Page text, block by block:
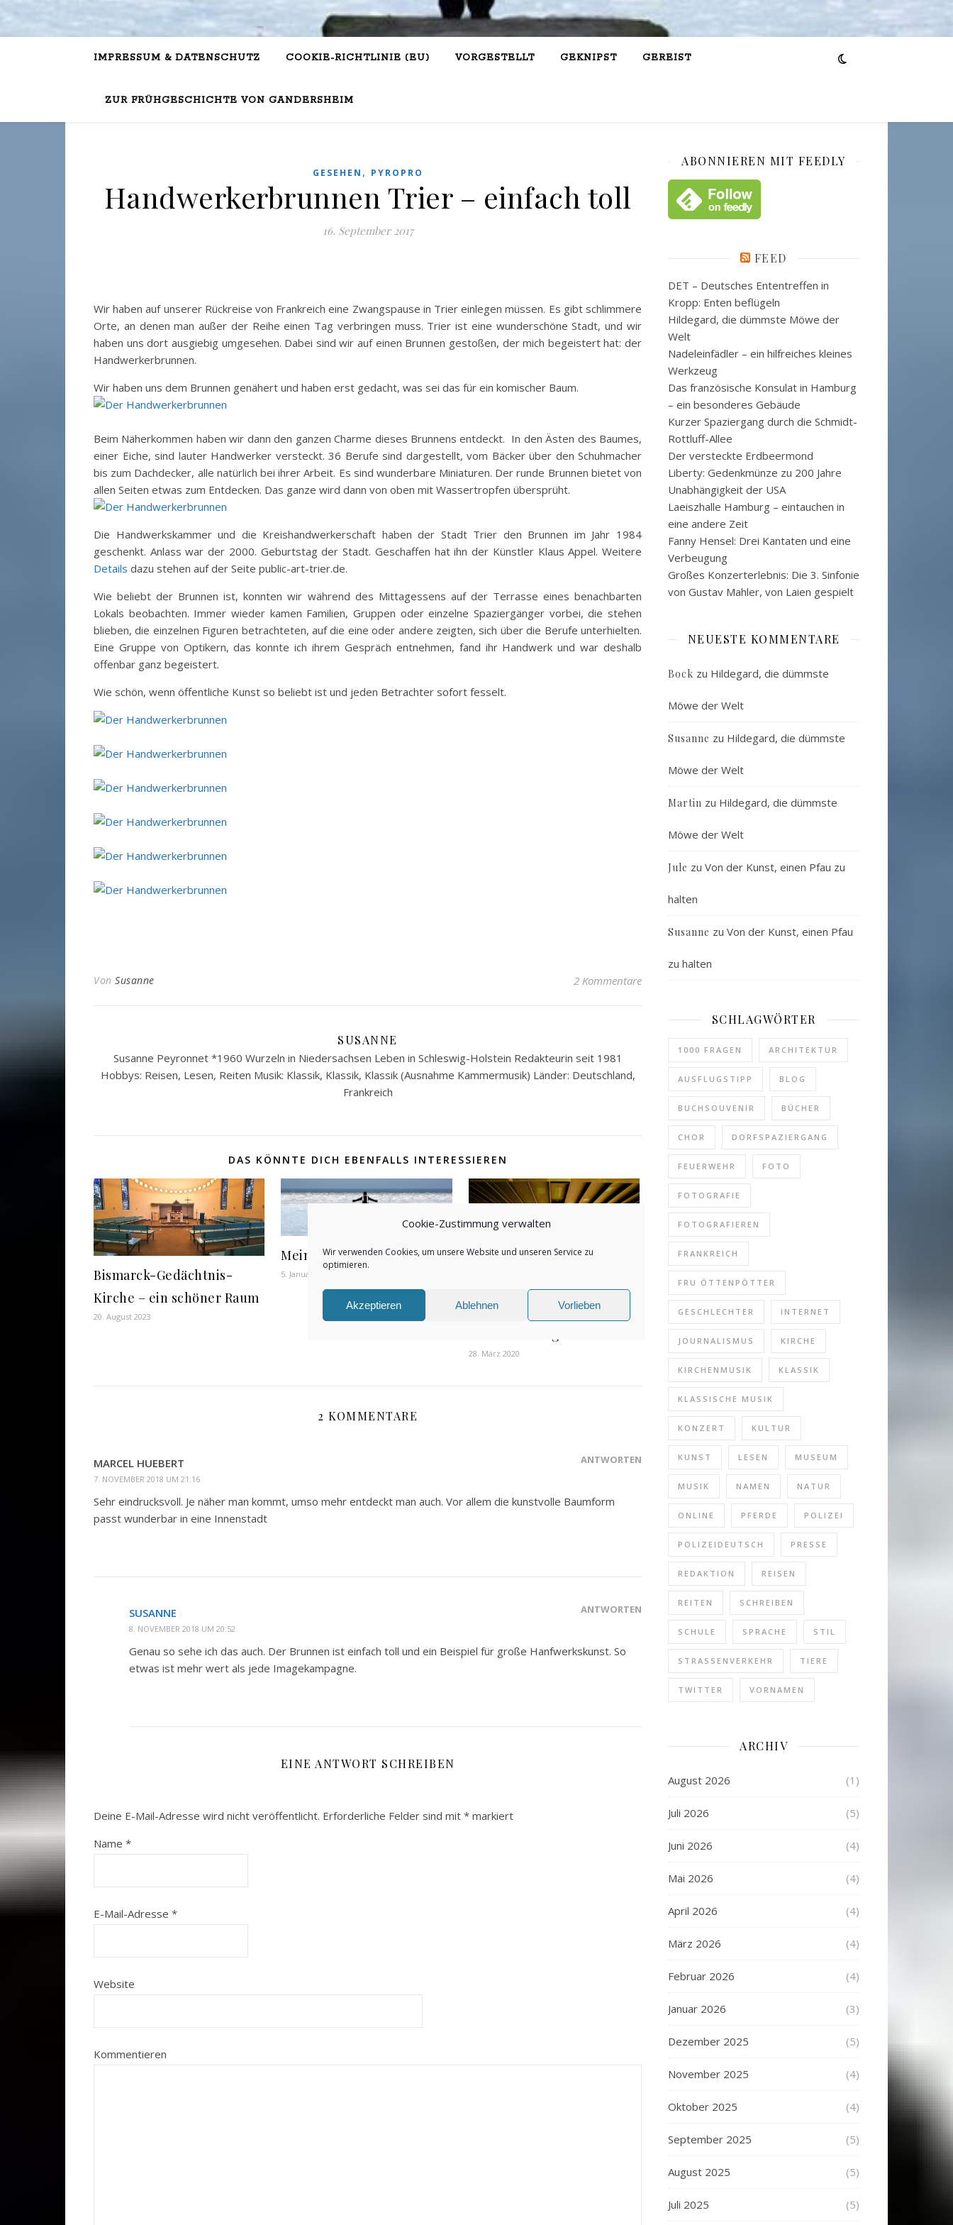
Cookie-Zustimmung verwalten
Wir verwenden Cookies, um unsere Website und unseren Service zu
optimieren.
Akzeptieren Ablehnen Vorlieben
IMPRESSUM & DATENSCHUTZ COOKIE-RICHTLINIE (EU) VORGESTELLT GEKNIPST GEREIST
ZUR FRÜHGESCHICHTE VON GANDERSHEIM
GESEHEN , PYROPRO
Handwerkerbrunnen Trier – einfach toll
16. September 2017
Wir haben auf unserer Rückreise von Frankreich eine Zwangspause in Trier einlegen müssen. Es gibt schlimmere
Orte, an denen man außer der Reihe einen Tag verbringen muss. Trier ist eine wunderschöne Stadt, und wir
haben uns dort ausgiebig umgesehen. Dabei sind wir auf einen Brunnen gestoßen, der mich begeistert hat: der
Handwerkerbrunnen.
Wir haben uns dem Brunnen genähert und haben erst gedacht, was sei das für ein komischer Baum.
Beim Näherkommen haben wir dann den ganzen Charme dieses Brunnens entdeckt. In den Ästen des Baumes,
einer Eiche, sind lauter Handwerker versteckt. 36 Berufe sind dargestellt, vom Bäcker über den Schuhmacher
bis zum Dachdecker, alle natürlich bei ihrer Arbeit. Es sind wunderbare Miniaturen. Der runde Brunnen bietet von
allen Seiten etwas zum Entdecken. Das ganze wird dann von oben mit Wassertropfen übersprüht.
Die Handwerkskammer und die Kreishandwerkerschaft haben der Stadt Trier den Brunnen im Jahr 1984
geschenkt. Anlass war der 2000. Geburtstag der Stadt. Geschaffen hat ihn der Künstler Klaus Appel. Weitere
Details dazu stehen auf der Seite public-art-trier.de.
Wie beliebt der Brunnen ist, konnten wir während des Mittagessens auf der Terrasse eines benachbarten
Lokals beobachten. Immer wieder kamen Familien, Gruppen oder einzelne Spaziergänger vorbei, die stehen
blieben, die einzelnen Figuren betrachteten, auf die eine oder andere zeigten, sich über die Berufe unterhielten.
Eine Gruppe von Optikern, das konnte ich ihrem Gespräch entnehmen, fand ihr Handwerk und war deshalb
offenbar ganz begeistert.
Wie schön, wenn öffentliche Kunst so beliebt ist und jeden Betrachter sofort fesselt.
Von Susanne 2 Kommentare
SUSANNE
Susanne Peyronnet *1960 Wurzeln in Niedersachsen Leben in Schleswig-Holstein Redakteurin seit 1981
Hobbys: Reisen, Lesen, Reiten Musik: Klassik, Klassik, Klassik (Ausnahme Kammermusik) Länder: Deutschland,
Frankreich
DAS KÖNNTE DICH EBENFALLS INTERESSIEREN
Bismarck-Gedächtnis-
Kirche – ein schöner Raum
20. August 2023
Mein bestes Foto 2011
5. Januar 2012
Schön anzusehen: Die
28. März 2020
2 KOMMENTARE
MARCEL HUEBERT
7. NOVEMBER 2018 UM 21:16
ANTWORTEN
Sehr eindrucksvoll. Je näher man kommt, umso mehr entdeckt man auch. Vor allem die kunstvolle Baumform
passt wunderbar in eine Innenstadt
SUSANNE
8. NOVEMBER 2018 UM 20:52
ANTWORTEN
Genau so sehe ich das auch. Der Brunnen ist einfach toll und ein Beispiel für große Hanfwerkskunst. So
etwas ist mehr wert als jede Imagekampagne.
EINE ANTWORT SCHREIBEN
Deine E-Mail-Adresse wird nicht veröffentlicht. Erforderliche Felder sind mit * markiert
Name *
E-Mail-Adresse *
Website
Kommentieren
ABONNIEREN MIT FEEDLY
FEED
DET – Deutsches Ententreffen in
Kropp: Enten beflügeln
Hildegard, die dümmste Möwe der
Welt
Nadeleinfädler – ein hilfreiches kleines
Werkzeug
Das französische Konsulat in Hamburg
– ein besonderes Gebäude
Kurzer Spaziergang durch die Schmidt-
Rottluff-Allee
Der versteckte Erdbeermond
Liberty: Gedenkmünze zu 200 Jahre
Unabhängigkeit der USA
Laeiszhalle Hamburg – eintauchen in
eine andere Zeit
Fanny Hensel: Drei Kantaten und eine
Verbeugung
Großes Konzerterlebnis: Die 3. Sinfonie
von Gustav Mahler, von Laien gespielt
NEUESTE KOMMENTARE
Bock zu Hildegard, die dümmste
Möwe der Welt
Susanne zu Hildegard, die dümmste
Möwe der Welt
Martin zu Hildegard, die dümmste
Möwe der Welt
Jule zu Von der Kunst, einen Pfau zu
halten
Susanne zu Von der Kunst, einen Pfau
zu halten
SCHLAGWÖRTER
1000 FRAGEN ARCHITEKTUR
AUSFLUGSTIPP BLOG
BUCHSOUVENIR BÜCHER
CHOR DORFSPAZIERGANG
FEUERWEHR FOTO
FOTOGRAFIE
FOTOGRAFIEREN
FRANKREICH
FRU ÖTTENPÖTTER
GESCHLECHTER INTERNET
JOURNALISMUS KIRCHE
KIRCHENMUSIK KLASSIK
KLASSISCHE MUSIK
KONZERT KULTUR
KUNST LESEN MUSEUM
MUSIK NAMEN NATUR
ONLINE PFERDE POLIZEI
POLIZEIDEUTSCH PRESSE
REDAKTION REISEN
REITEN SCHREIBEN
SCHULE SPRACHE STIL
STRASSENVERKEHR TIERE
TWITTER VORNAMEN
ARCHIV
August 2026 (1)
Juli 2026 (5)
Juni 2026 (4)
Mai 2026 (4)
April 2026 (4)
März 2026 (4)
Februar 2026 (4)
Januar 2026 (3)
Dezember 2025 (5)
November 2025 (4)
Oktober 2025 (4)
September 2025 (5)
August 2025 (5)
Juli 2025 (5)